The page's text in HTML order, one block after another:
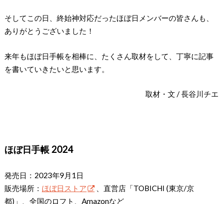
そしてこの日、終始神対応だったほぼ日メンバーの皆さんも、
ありがとうございました！
来年もほぼ日手帳を相棒に、たくさん取材をして、丁寧に記事
を書いていきたいと思います。
取材・文 / 長谷川チエ
ほぼ日手帳 2024
発売日：2023年9月1日
販売場所： ほぼ日ストア
、直営店「TOBICHI (東京/京
都)」、全国のロフト、Amazonなど